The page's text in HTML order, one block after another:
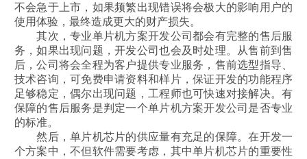
不会急于上市，如果频繁出现错误将会极大的影响用户的
使用体验，最终造成更大的财产损失。
其次，专业单片机方案开发公司都会有完整的售后服
务，如果出现问题，开发公司也会及时处理。从售前到售
后，公司将会全程为客户提供专业服务，售前选型指导、
技术咨询，可免费申请资料和样片，保证开发的功能程序
足够稳定，偶尔出现问题，工程师也可快速对接解决。有
保障的售后服务是判定一个单片机方案开发公司是否专业
的标准。
然后，单片机芯片的供应量有充足的保障。在开发一
个方案中，不但软件需要考虑，其中单片机芯片的重要性